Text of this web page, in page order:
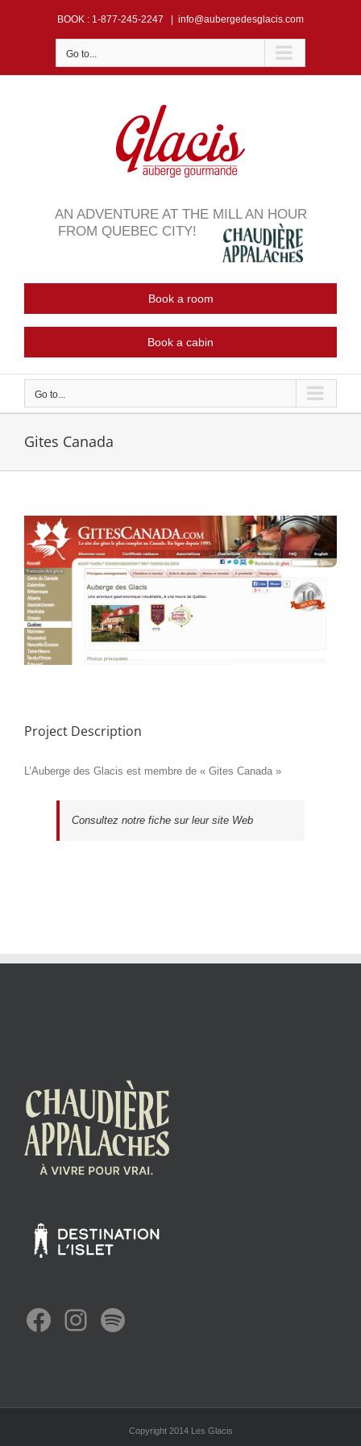
BOOK : 1-877-245-2247 info@aubergedesglacis.com
Go to...
AN ADVENTURE AT THE MILL AN HOUR
FROM QUEBEC CITY!
Book a room
Book a cabin
Go to...
Gites Canada
Project Description
L’Auberge des Glacis est membre de « Gites Canada »
Consultez notre fiche sur leur site Web
Facebook
Instagram
Copyright 2014 Les Glacis